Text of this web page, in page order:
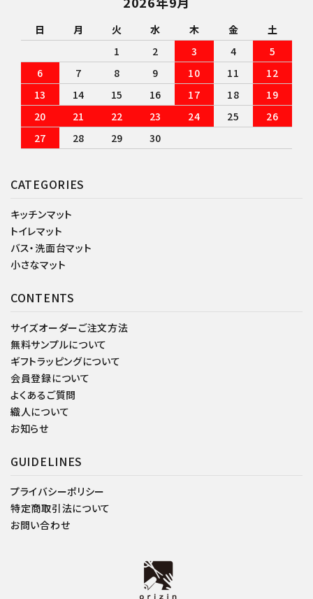
CATEGORIES
キッチンマット
トイレマット
バス・洗面台マット
小さなマット
CONTENTS
サイズオーダーご注文方法
無料サンプルについて
ギフトラッピングについて
会員登録について
よくあるご質問
織人について
お知らせ
GUIDELINES
プライバシーポリシー
特定商取引法について
お問い合わせ
日 月 火 水 木 金
土
1
2 3 4
5
6
7 8 9 10 11
12
13
14 15 16 17 18
19
20
21 22 23 24 25
26
27
28 29 30